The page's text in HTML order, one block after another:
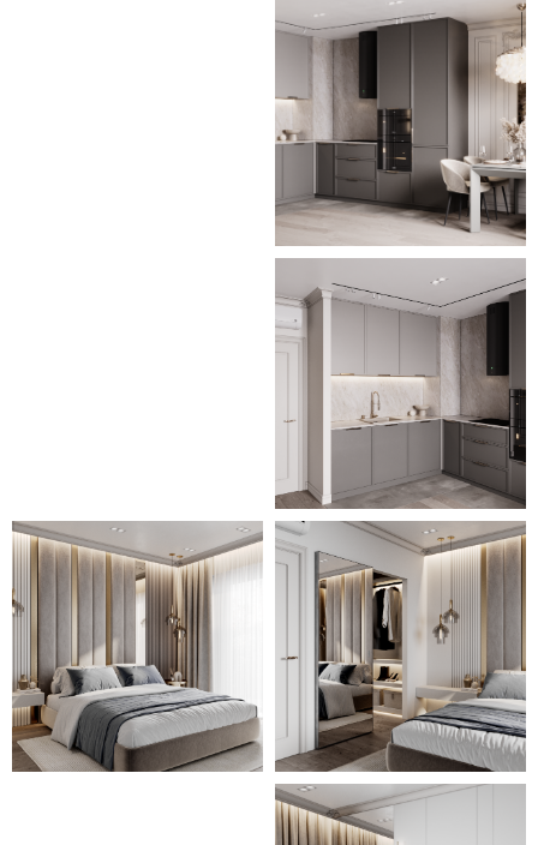
Тонкий эстетичный декор стен,
необычный дизайн ламп и
люстр, выделяющиеся
декоративные элементы
(картины, зеркала) привносят в
простоту и лаконичность
светлого оформления нотки
роскоши. Продуманная
обстановка делает интерьеры
максимально удобными, а
большое количество текстиля
(мягкие обивки, ковры,
декоративные диванные
подушечки) наполняют комнаты
уютом и комфортом.